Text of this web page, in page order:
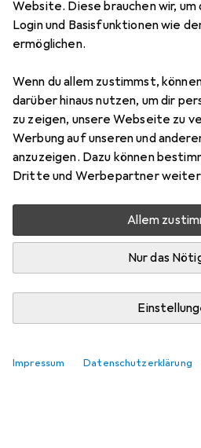
Website. Diese brauchen wir, um
Login und Basisfunktionen wie
ermöglichen.
Wenn du allem zustimmst,
darüber hinaus nutzen, um dir
zu zeigen, unsere Webseite zu
Werbung auf unseren und
anzuzeigen. Dazu können
Dritte und Werbepartner
Allem
Nur das
Impressum Datenschutzerklärung
Magnetoplan
EUR
61,79
Bewertungen
Zwischen Mi, 19.8. und Di,
Benachrichtigen, wenn
Lieferort angeben für
In den